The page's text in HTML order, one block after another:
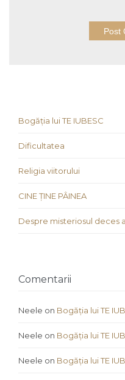
Bogăția lui TE IUBESC
Dificultatea
Religia viitorului
CINE ȚINE PÂINEA
Despre misteriosul deces
Comentarii
Neele on Bogăția lui TE
Neele on Bogăția lui TE
Neele on Bogăția lui TE